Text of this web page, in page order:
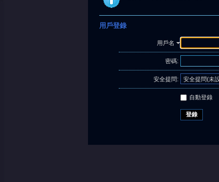
用戶登錄
用戶名
密碼:
安全提問:
自動登錄
登錄